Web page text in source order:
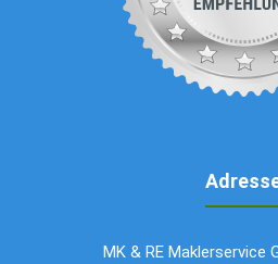
MK & RE Maklerservice